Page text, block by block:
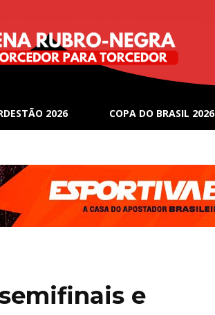
2026 COPA DO BRASIL 2026
e